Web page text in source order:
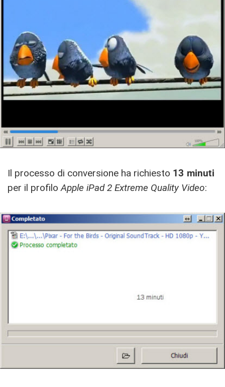
Il processo di conversione ha richiesto 13 minuti
per il profiloApple iPad 2 Extreme Quality Video: